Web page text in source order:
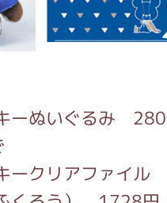
ーぬいぐるみ
ークリアファイ